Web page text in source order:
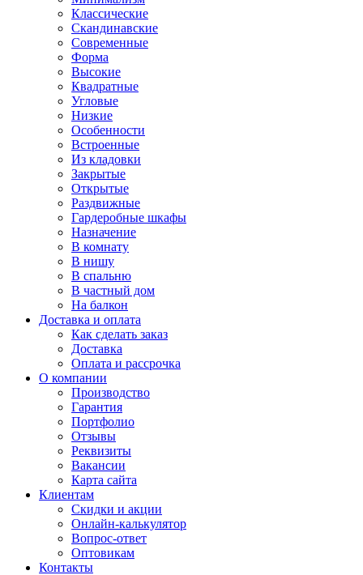
Классические
Скандинавские
Современные
Форма
Высокие
Квадратные
Угловые
Низкие
Особенности
Встроенные
Из кладовки
Закрытые
Открытые
Раздвижные
Гардеробные шкафы
Назначение
В комнату
В нишу
В спальню
В частный дом
На балкон
Доставка и оплата
Как сделать заказ
Доставка
Оплата и рассрочка
О компании
Производство
Гарантия
Портфолио
Отзывы
Реквизиты
Вакансии
Карта сайта
Клиентам
Скидки и акции
Онлайн-калькулятор
Вопрос-ответ
Оптовикам
Контакты